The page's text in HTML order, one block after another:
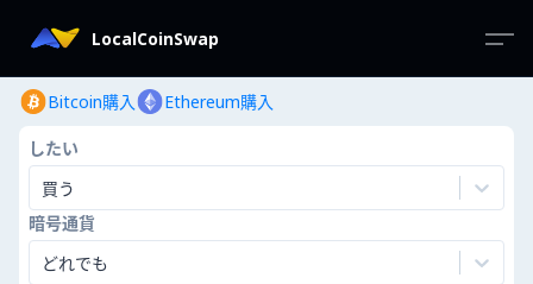
LocalCoinSwap
Bitcoin購入 Ethereum購入
したい
買う
暗号通貨
どれでも